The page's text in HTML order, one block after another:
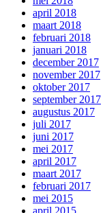
april 2018
maart 2018
februari 2018
januari 2018
december 2017
november 2017
oktober 2017
september 2017
augustus 2017
juli 2017
juni 2017
mei 2017
april 2017
maart 2017
februari 2017
mei 2015
april 2015